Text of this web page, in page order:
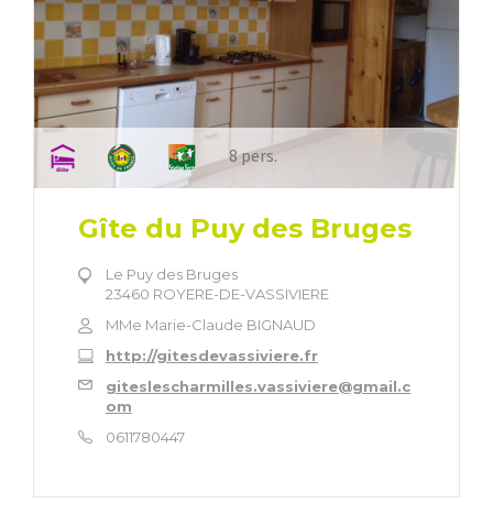
8 pers.
Gîte du Puy des Bruges
Le Puy des Bruges
23460 ROYERE-DE-VASSIVIERE
MMe Marie-Claude BIGNAUD
http://gitesdevassiviere.fr
giteslescharmilles.vassiviere@gmail.c
om
0611780447